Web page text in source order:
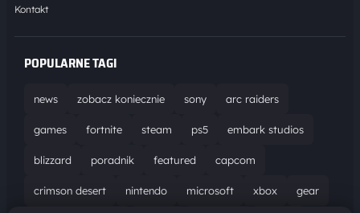
Kontakt
POPULARNE TAGI
news zobacz koniecznie sony arc raiders
games fortnite steam ps5 embark studios
blizzard poradnik featured capcom
crimson desert nintendo microsoft xbox gear